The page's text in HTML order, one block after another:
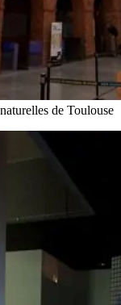
de Toulouse